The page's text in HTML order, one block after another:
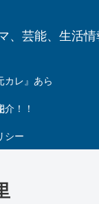
、芸能、生活
カレ』あら
！！
シー